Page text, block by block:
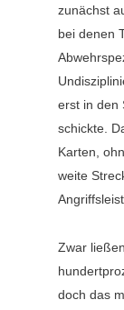
zunächst
bei denen
erst in den
schickte.
Karten,
weite
Zwar
doch das